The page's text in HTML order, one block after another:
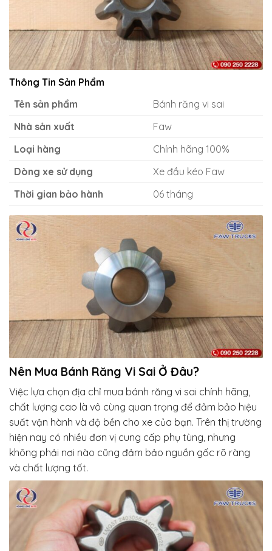
Thông Tin Sản Phẩm
Tên sản phẩm
Bánh răng vi sai
Nhà sản xuất
Faw
Loại hàng
Chính hãng 100%
Dòng xe sử dụng
Xe đầu kéo Faw
Thời gian bảo hành
06 tháng
Nên Mua Bánh Răng Vi Sai Ở Đâu?
Việc lựa chọn địa chỉ mua bánh răng vi sai chính hãng,
chất lượng cao là vô cùng quan trọng để đảm bảo hiệu
suất vận hành và độ bền cho xe của bạn. Trên thị trường
hiện nay có nhiều đơn vị cung cấp phụ tùng, nhưng
không phải nơi nào cũng đảm bảo nguồn gốc rõ ràng
và chất lượng tốt.